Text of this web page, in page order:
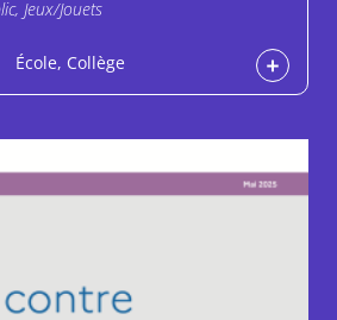
Jeux/Jouets
École, Collège